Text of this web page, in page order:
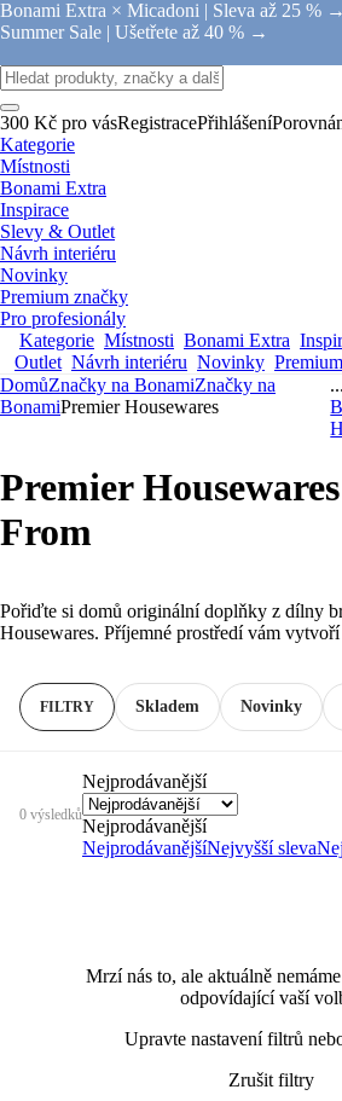
Bonami Extra × Micadoni | Sleva až 25 % →
Summer Sale | Ušetřete až 40 % →
300 Kč pro vásRegistracePřihlášení
Kategorie
Místnosti
Bonami Extra
Inspirace
Slevy & Outlet
Návrh interiéru
Novinky
Premium značky
Pro profesionály
Kategorie Místnosti Bonami Extra
Outlet Návrh interiéru Novinky
DomůZnačky na BonamiZnačky na
BonamiPremier Housewares
...
Premier Housewares
From
Pořiďte si domů originální doplňky z dílny
Housewares. Příjemné prostředí vám
FILTRY Skladem Novinky
0 výsledků
Nejprodávanější
Nejprodávanější
NejprodávanějšíNejvyšší sleva
Mrzí nás to, ale aktuálně
odpovídající vaší
Upravte nastavení filtrů
Zrušit filtry